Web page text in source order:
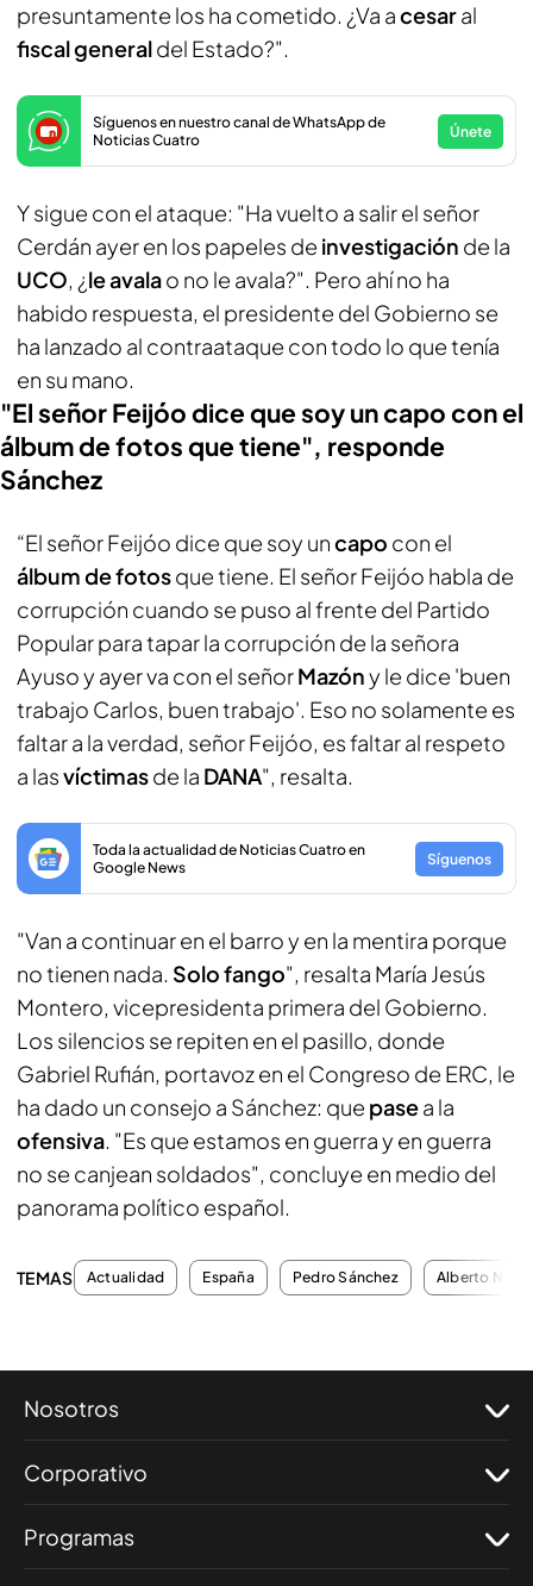
presuntamente los ha cometido. ¿Va acesaral
fiscal generaldel Estado?".
Síguenos en nuestro canal de WhatsApp de
Noticias Cuatro
Únete
Y sigue con el ataque: "Ha vuelto a salir el señor
Cerdán ayer en los papeles de investigación de la
UCO, ¿le avalao no le avala?". Pero ahí no ha
habido respuesta, el presidente del Gobierno se
ha lanzado al contraataque con todo lo que tenía
en su mano.
"El señor Feijóo dice que soy un capo con el
álbum de fotos que tiene", responde
Sánchez
“El señor Feijóo dice que soy uncapo con el
álbum de fotosque tiene. El señor Feijóo habla de
corrupción cuando se puso al frente del Partido
Popular para tapar la corrupción de la señora
Ayuso y ayer va con el señorMazóny le dice 'buen
trabajo Carlos, buen trabajo'. Eso no solamente es
faltar a la verdad, señor Feijóo, es faltar al respeto
a lasvíctimasde la DANA", resalta.
Toda la actualidad de Noticias Cuatro en
Google News
Síguenos
"Van a continuar en el barro y en la mentira porque
no tienen nada. Solo fango", resalta María Jesús
Montero, vicepresidenta primera del Gobierno.
Los silencios se repiten en el pasillo, donde
Gabriel Rufián, portavoz en el Congreso de ERC, le
ha dado un consejo a Sánchez: que pasea la
ofensiva. "Es que estamos en guerra y en guerra
no se canjean soldados", concluye en medio del
panorama político español.
TEMAS Actualidad España Pedro Sánchez Alberto
Nosotros
Corporativo
Programas